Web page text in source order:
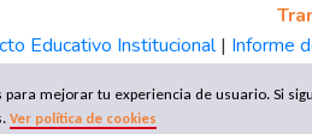
Educativo Institucional| Informe
para mejorar tu experiencia de usuario. Si
Ver política de cookies